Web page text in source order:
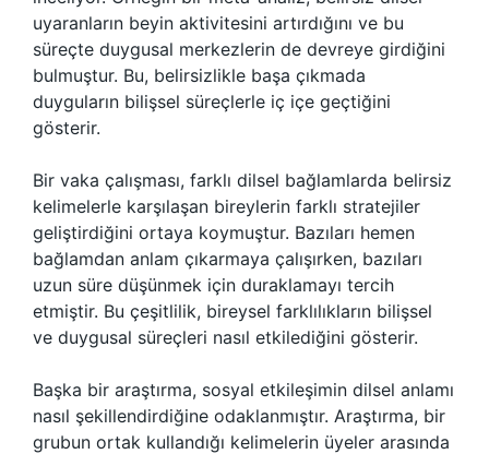
uyaranların beyin aktivitesini artırdığını ve bu
süreçte duygusal merkezlerin de devreye girdiğini
bulmuştur. Bu, belirsizlikle başa çıkmada
duyguların bilişsel süreçlerle iç içe geçtiğini
gösterir.
Bir vaka çalışması, farklı dilsel bağlamlarda belirsiz
kelimelerle karşılaşan bireylerin farklı stratejiler
geliştirdiğini ortaya koymuştur. Bazıları hemen
bağlamdan anlam çıkarmaya çalışırken, bazıları
uzun süre düşünmek için duraklamayı tercih
etmiştir. Bu çeşitlilik, bireysel farklılıkların bilişsel
ve duygusal süreçleri nasıl etkilediğini gösterir.
Başka bir araştırma, sosyal etkileşimin dilsel anlamı
nasıl şekillendirdiğine odaklanmıştır. Araştırma, bir
grubun ortak kullandığı kelimelerin üyeler arasında